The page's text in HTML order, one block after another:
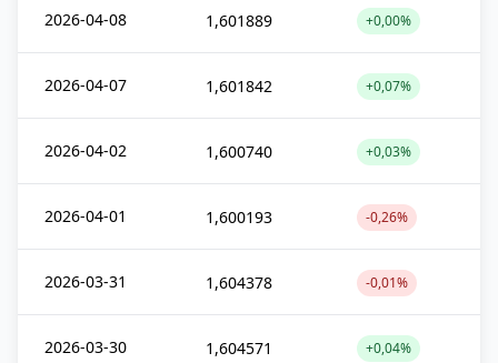
2026-04-08 1,601889 +0,00%
2026-04-07 1,601842 +0,07%
2026-04-02 1,600740 +0,03%
2026-04-01 1,600193 -0,26%
2026-03-31 1,604378 -0,01%
2026-03-30 1,604571 +0,04%